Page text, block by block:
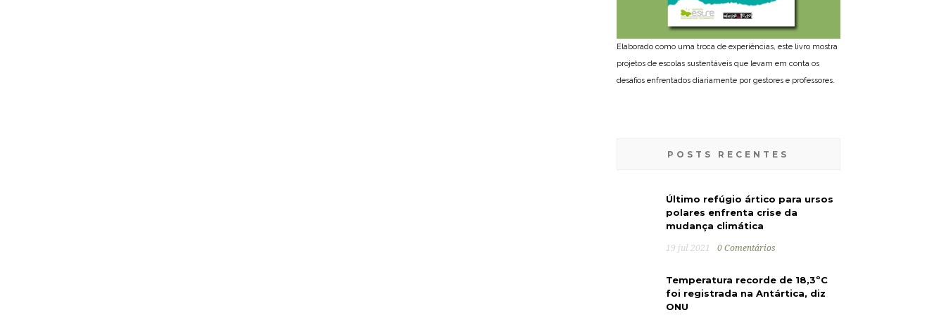
Elaborado como uma troca de experiências, este livro mostra
projetos de escolas sustentáveis que levam em conta os
desafios enfrentados diariamente por gestores e professores.
POSTS RECENTES
Último refúgio ártico para ursos
polares enfrenta crise da
mudança climática
19 jul 2021 0 Comentários
Temperatura recorde de 18,3ºC
foi registrada na Antártica, diz
ONU